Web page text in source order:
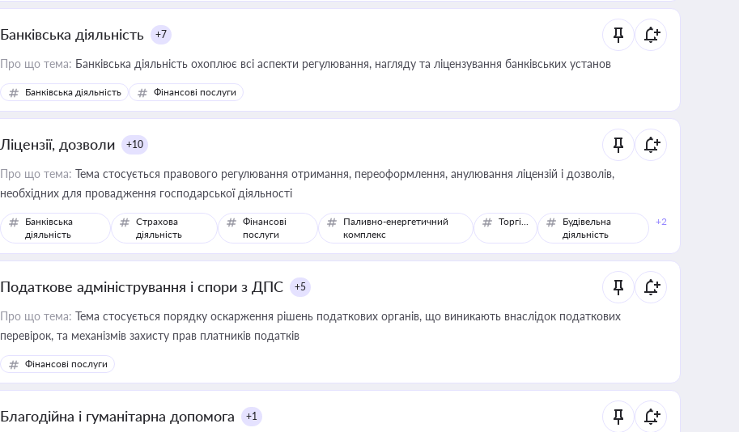
Банківська діяльність +7
Про що тема: Банківська діяльність охоплює всі аспекти регулювання, нагляду та ліцензування банківських установ
Банківська діяльність Фінансові послуги
Ліцензії, дозволи +10
Про що тема: Тема стосується правового регулювання отримання, переоформлення, анулювання ліцензій і дозволів,
необхідних для провадження господарської діяльності
Банківська
діяльність
Страхова
діяльність
Фінансові
послуги
Паливно-енергетичний
комплекс
Торгівля
Будівельна
діяльність
+2
Податкове адміністрування і спори з ДПС +5
Про що тема: Тема стосується порядку оскарження рішень податкових органів, що виникають внаслідок податкових
перевірок, та механізмів захисту прав платників податків
Фінансові послуги
Благодійна і гуманітарна допомога +1